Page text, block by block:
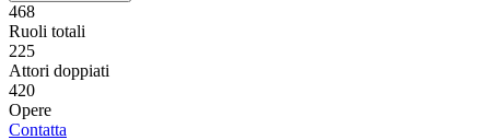
468
Ruoli totali
225
Attori doppiati
420
Opere
Contatta